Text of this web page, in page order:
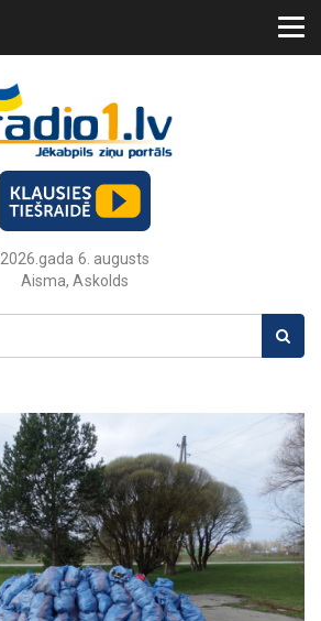
2026.gada 6. augusts
Aisma, Askolds